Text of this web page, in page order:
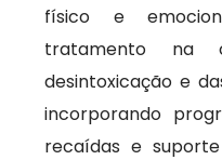
físico e
tratamento na
desintoxicação e
incorporando
recaídas e